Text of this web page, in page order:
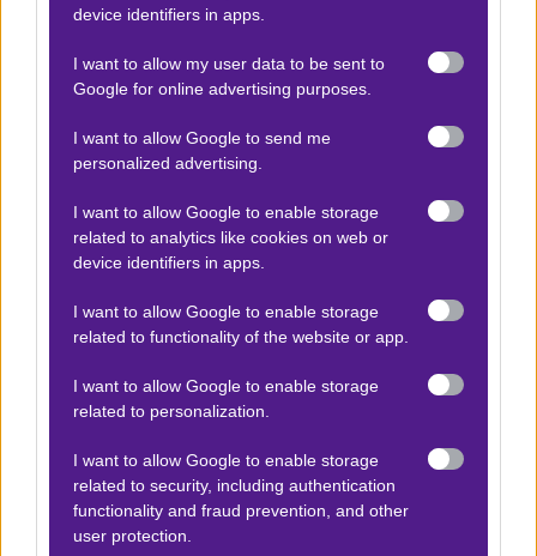
device identifiers in apps.
I want to allow my user data to be sent to
Google for online advertising purposes.
I want to allow Google to send me
personalized advertising.
I want to allow Google to enable storage
related to analytics like cookies on web or
device identifiers in apps.
I want to allow Google to enable storage
related to functionality of the website or app.
I want to allow Google to enable storage
related to personalization.
I want to allow Google to enable storage
related to security, including authentication
functionality and fraud prevention, and other
user protection.
Βαθμολογίες Aγγλία – Premier league
Βαθμολογίες Γερμανίας – Bundesliga
Βαθμολογίες Ισπανίας- La liga
Βαθμολογίες Ιταλίας- Serie A
Κουπόνι στοιχήματος ΟΠΑΠ
Αναλύσεις αγώνων
Μακροχρόνια Στοιχήματα
Ψαγμένα ειδικά στοιχήματα